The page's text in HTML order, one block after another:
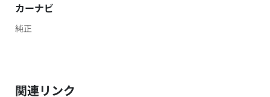
カーナビ
純正
関連リンク